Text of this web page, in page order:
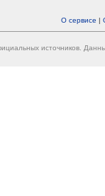
О сервисе |
источников.